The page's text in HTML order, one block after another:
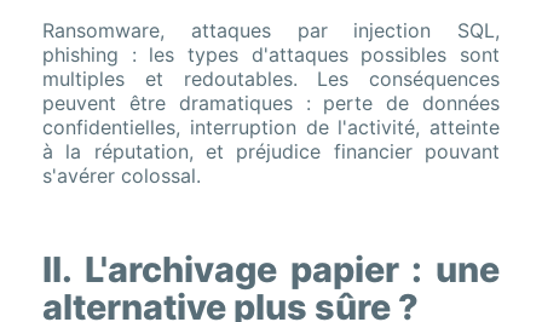
Ransomware, attaques par injection SQL,
phishing : les types d'attaques possibles sont
multiples et redoutables. Les conséquences
peuvent être dramatiques : perte de données
confidentielles, interruption de l'activité, atteinte
à la réputation, et préjudice financier pouvant
s'avérer colossal.
II. L'archivage papier : une
alternative plus sûre ?